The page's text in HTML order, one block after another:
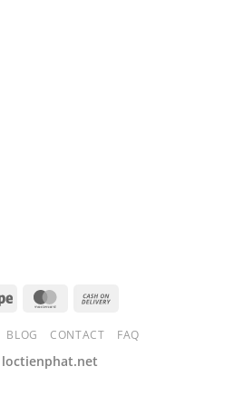
BLOG CONTACT FAQ
loctienphat.net